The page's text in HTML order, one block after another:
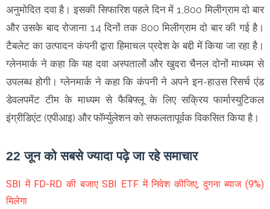
अनुमोदित दवा है। इसकी सिफारिश पहले दिन में 1,800 मिलीग्राम दो बार
और उसके बाद रोजाना 14 दिनों तक 800 मिलीग्राम दो बार की गई है।
टैबलेट का उत्पादन कंपनी द्वारा हिमाचल प्रदेश के बद्दी में किया जा रहा है।
ग्लेनमार्क ने कहा कि यह दवा अस्पतालों और खुदरा चैनल दोनों माध्यम से
उपलब्ध होगी। ग्लेनमार्क ने कहा कि कंपनी ने अपने इन-हाउस रिसर्च एंड
डेवलपमेंट टीम के माध्यम से फैबिफ्लू के लिए सक्रिय फार्मास्युटिकल
इंग्रीडिएंट (एपीआइ) और फॉ‌र्म्युलेशन को सफलतापूर्वक विकसित किया है।
22 जून को सबसे ज्यादा पढ़े जा रहे समाचार
SBI में FD-RD की बजाए SBI ETF में निवेश कीजिए, दुगना ब्याज (9%)
मिलेगा